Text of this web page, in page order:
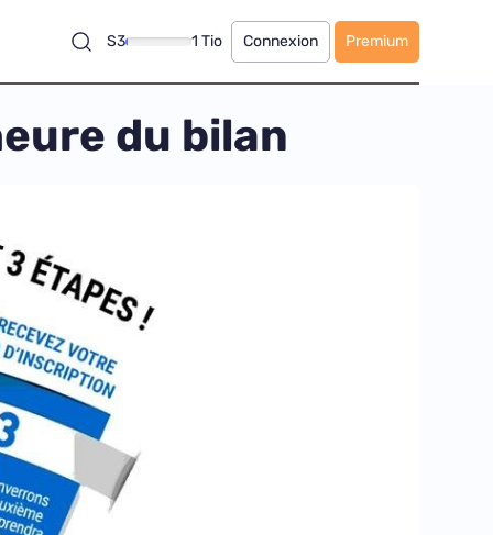
S3 1 Tio Connexion Premium
du bilan